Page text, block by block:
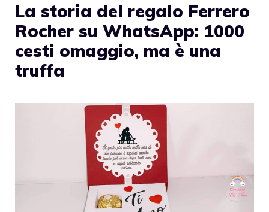
La storia del regalo Ferrero
Rocher su WhatsApp: 1000
cesti omaggio, ma è una
truffa